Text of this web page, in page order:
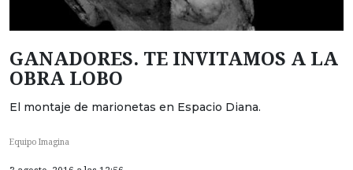
GANADORES. TE INVITAMOS A LA
OBRA LOBO
El montaje de marionetas en Espacio Diana.
Equipo Imagina